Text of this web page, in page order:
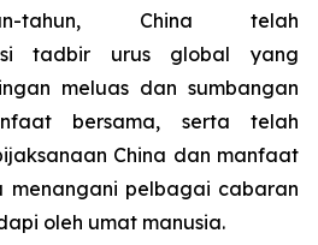
tahun, China telah
tadbir urus global yang
meluas dan sumbangan
bersama, serta telah
China dan manfaat
menangani pelbagai cabaran
oleh umat manusia.